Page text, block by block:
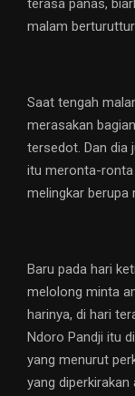
terasa panas,
malam
Saat tengah
merasakan
tersedot. Dan dia
itu meronta-ronta
melingkar berupa
Baru pada hari
melolong minta
harinya, di hari
Ndoro Pandji itu
yang menurut
yang